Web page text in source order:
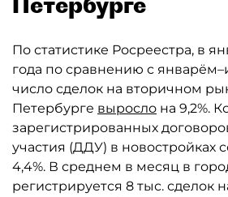
По статистике Росреестра, в
года по сравнению с
число сделок на вторичном
Петербурге выросло на 9,2%.
зарегистрированных
участия (ДДУ) в новостройках
4,4%. В среднем в месяц в
регистрируется 8 тыс. сделок